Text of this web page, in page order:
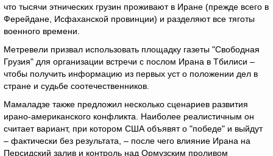
что тысячи этнических грузин проживают в Иране (прежде всего в
Ферейдане, Исфаханской провинции) и разделяют все тяготы
военного времени.
Метревели призвал использовать площадку газеты "Свободная
Грузия" для организации встречи с послом Ирана в Тбилиси –
чтобы получить информацию из первых уст о положении дел в
стране и судьбе соотечественников.
Мамаладзе также предложил несколько сценариев развития
ирано-американского конфликта. Наиболее реалистичным он
считает вариант, при котором США объявят о "победе" и выйдут
– фактически без результата, – после чего влияние Ирана на
Персидский залив и контроль над Ормузским проливом